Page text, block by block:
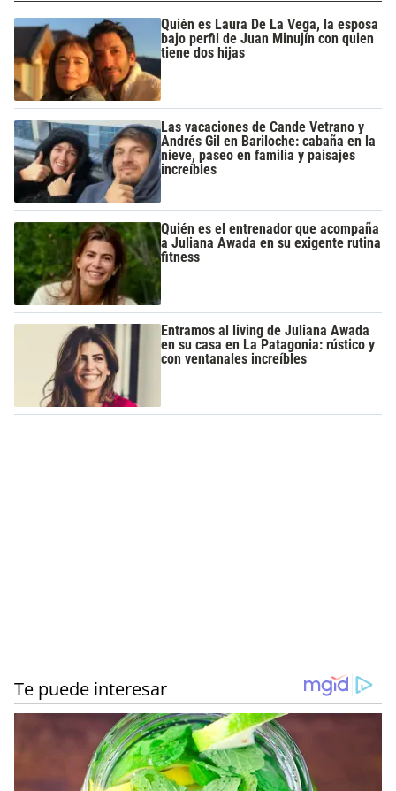
Quién es Laura De La Vega, la esposa
bajo perfil de Juan Minujín con quien
tiene dos hijas
Las vacaciones de Cande Vetrano y
Andrés Gil en Bariloche: cabaña en la
nieve, paseo en familia y paisajes
increíbles
Quién es el entrenador que acompaña
a Juliana Awada en su exigente rutina
fitness
Entramos al living de Juliana Awada
en su casa en La Patagonia: rústico y
con ventanales increíbles